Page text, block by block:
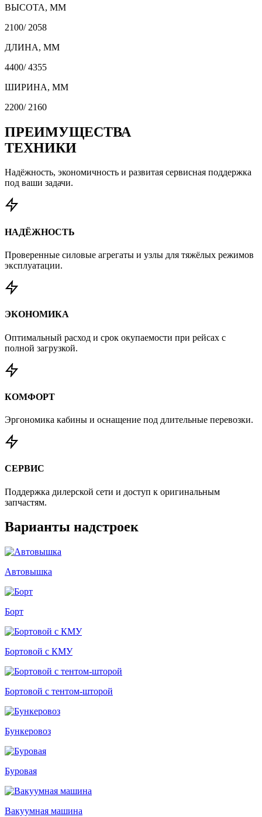
ВЫСОТА, ММ
2100/ 2058
ДЛИНА, ММ
4400/ 4355
ШИРИНА, ММ
2200/ 2160
ПРЕИМУЩЕСТВА
ТЕХНИКИ
Надёжность, экономичность и развитая сервисная поддержка
под ваши задачи.
НАДЁЖНОСТЬ
Проверенные силовые агрегаты и узлы для тяжёлых режимов
эксплуатации.
ЭКОНОМИКА
Оптимальный расход и срок окупаемости при рейсах с
полной загрузкой.
КОМФОРТ
Эргономика кабины и оснащение под длительные перевозки.
СЕРВИС
Поддержка дилерской сети и доступ к оригинальным
запчастям.
Варианты надстроек
Автовышка
Борт
Бортовой с КМУ
Бортовой с тентом-шторой
Бункеровоз
Буровая
Вакуумная машина